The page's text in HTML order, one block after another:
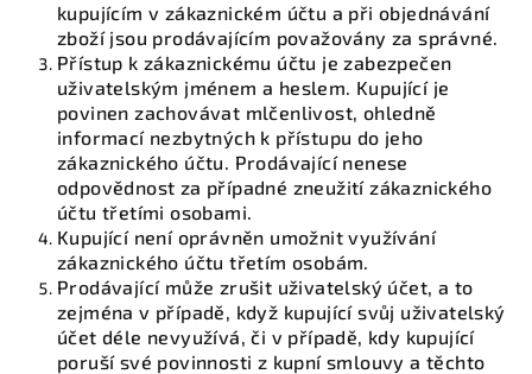
kupujícím v zákaznickém účtu a při objednávání
zboží jsou prodávajícím považovány za správné.
Přístup k zákaznickému účtu je zabezpečen
uživatelským jménem a heslem. Kupující je
povinen zachovávat mlčenlivost, ohledně
informací nezbytných k přístupu do jeho
zákaznického účtu. Prodávající nenese
odpovědnost za případné zneužití zákaznického
účtu třetími osobami.
Kupující není oprávněn umožnit využívání
zákaznického účtu třetím osobám.
Prodávající může zrušit uživatelský účet, a to
zejména v případě, když kupující svůj uživatelský
účet déle nevyužívá, či v případě, kdy kupující
poruší své povinnosti z kupní smlouvy a těchto